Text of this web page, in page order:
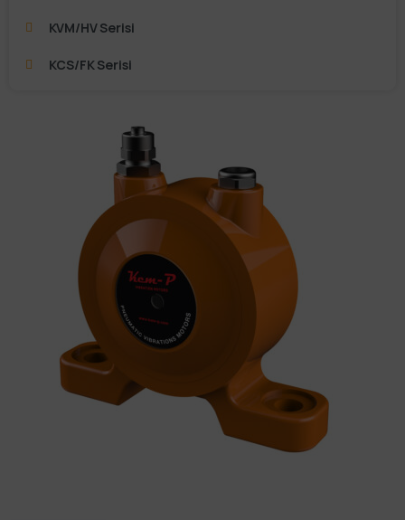
KVM/HV Serisi
KCS/FK Serisi